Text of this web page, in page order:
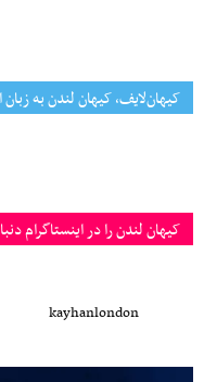
کیهان‌لایف، کیهان لندن به
کیهان لندن را در اینستاگرام
kayhanlondon